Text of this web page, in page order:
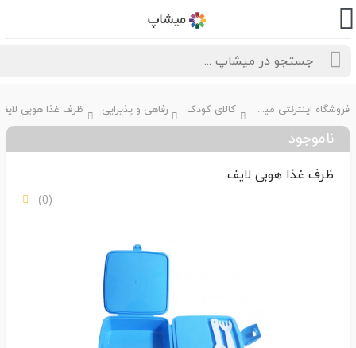
فروشگاه اینترنتی میشاپ کالای کودک رفاهی و پذیرایی ظرف غذا هوبی لایف
ناموجود
ظرف غذا هوبی لایف